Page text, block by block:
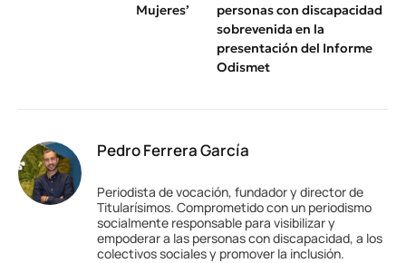
Mujeres’
personas con discapacidad
sobrevenida en la
presentación del Informe
Odismet
Pedro Ferrera García
Periodista de vocación, fundador y director de
Titularísimos. Comprometido con un periodismo
socialmente responsable para visibilizar y
empoderar a las personas con discapacidad, a los
colectivos sociales y promover la inclusión.